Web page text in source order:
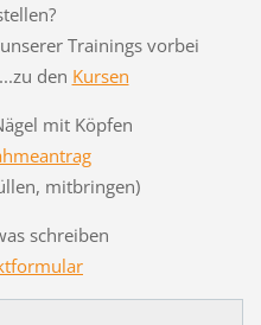
Trainings vorbei
den Kursen
mit Köpfen
mitbringen)
schreiben